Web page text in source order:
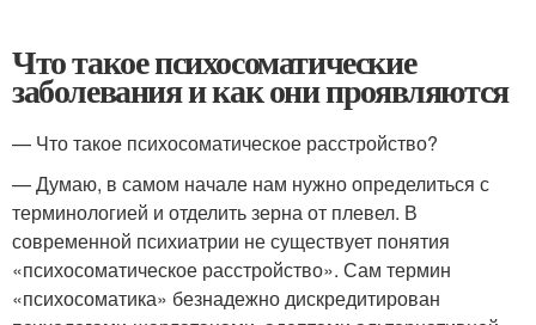
Что такое психосоматические
заболевания и как они проявляются
— Что такое психосоматическое расстройство?
— Думаю, в самом начале нам нужно определиться с
терминологией и отделить зерна от плевел. В
современной психиатрии не существует понятия
«психосоматическое расстройство». Сам термин
«психосоматика» безнадежно дискредитирован